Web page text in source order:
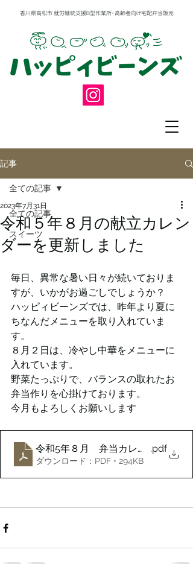
香川県高松市 就労継続支援Ｂ型作業所・高齢者向け宅配弁当販売
記事
全ての記事
スイーツ
全ての記事
令和５年８月の献立カレン
ダーを更新しました
2023年7月31日
毎日、異常な暑い日々が続いておりま
すが、いかがお過ごしでしょうか？
ハッピィビーンズでは、昨年より夏に
ちなんだメニューを取り入れていま
す。
８月２日は、冷やし中華をメニューに
入れています。
野菜たっぷりで、バランスの取れたお
弁当作りを心掛けております。
今月もよろしくお願いします
令和5年８月 弁当カレンダー
.pdf
ダウンロード：PDF • 294KB